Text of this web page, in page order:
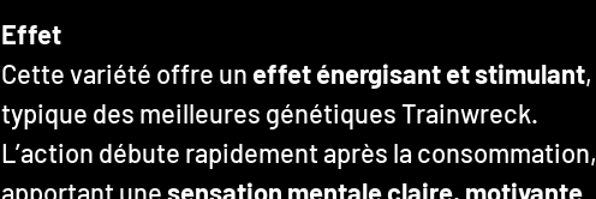
Effet
Cette variété offre un effet énergisant et stimulant,
typique des meilleures génétiques Trainwreck.
L’action débute rapidement après la consommation,
apportant unesensation mentale claire, motivante